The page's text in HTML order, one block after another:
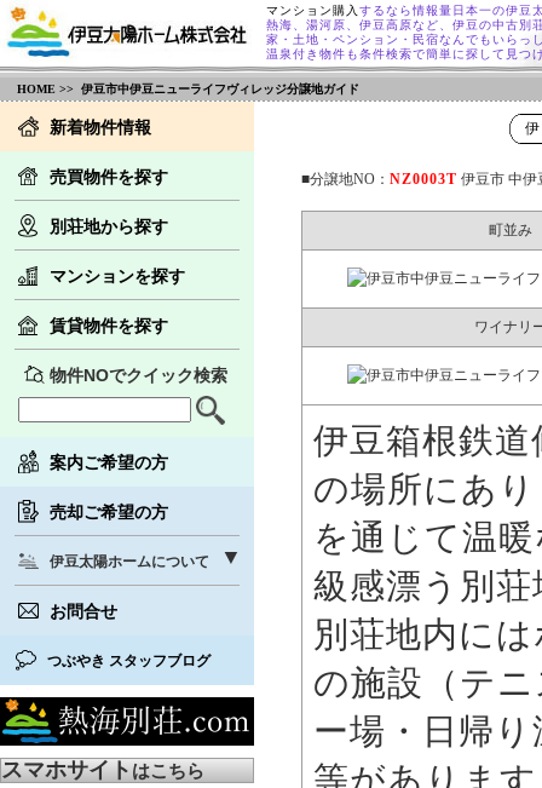
マンション購入 するなら情報量日本一の伊豆
熱海、湯河原、伊豆高原など、伊豆の中古別
家・土地・ペンション・民宿なんでもいらっ
温泉付き物件も条件検索で簡単に探して見つ
HOME >> 伊豆市中伊豆ニューライフヴィレッジ分譲地ガイド
新着物件情報
売買物件を探す
別荘地から探す
マンションを探す
賃貸物件を探す
物件NOでクイック検索
案内ご希望の方
売却ご希望の方
伊豆太陽ホームについて
お問合せ
つぶやき スタッフブログ
スマホサイトはこちら
■分譲地NO： NZ0003T 伊豆市 中伊
町並み
ワイナリ
伊豆箱根鉄
の場所にあ
を通じて温
級感漂う別
別荘地内に
の施設（テ
ー場・日帰
等がありま